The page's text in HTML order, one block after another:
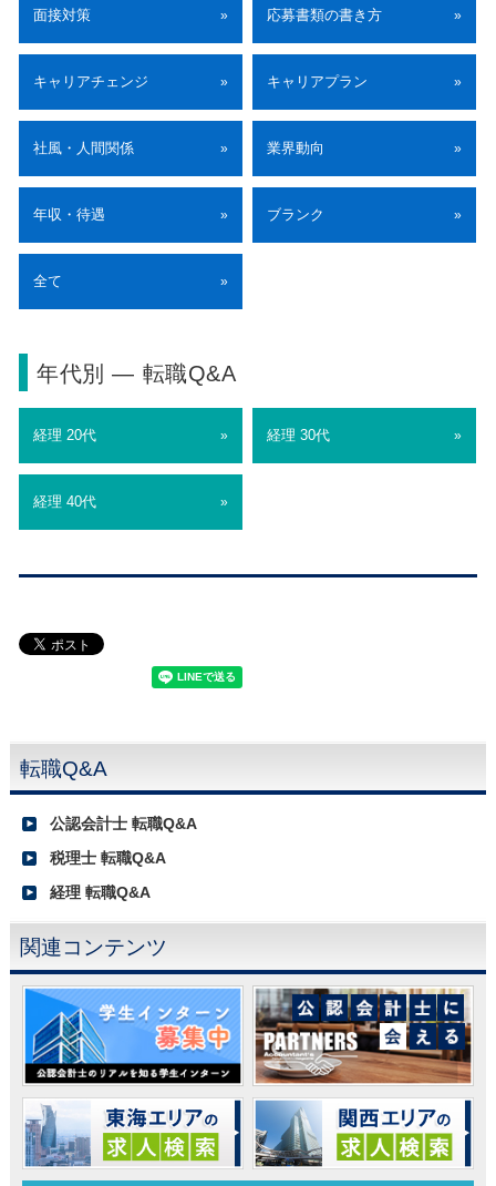
面接対策 » 応募書類の書き方 »
キャリアチェンジ » キャリアプラン »
社風・人間関係 » 業界動向 »
年収・待遇 » ブランク »
全て »
年代別 ― 転職Q&A
経理 20代 » 経理 30代 »
経理 40代 »
転職Q&A
公認会計士 転職Q&A
税理士 転職Q&A
経理 転職Q&A
関連コンテンツ